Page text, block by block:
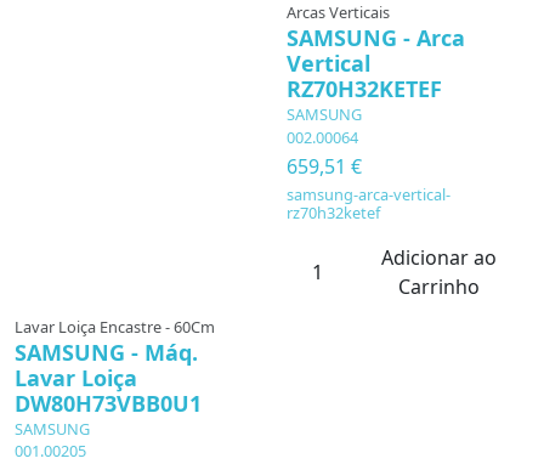
Lavar Loiça Encastre - 60Cm
SAMSUNG - Máq.
Lavar Loiça
DW80H73VBB0U1
SAMSUNG
001.00205
Arcas Verticais
SAMSUNG - Arca
Vertical
RZ70H32KETEF
SAMSUNG
002.00064
659,51 €
samsung-arca-vertical-
rz70h32ketef
Adicionar ao
Carrinho